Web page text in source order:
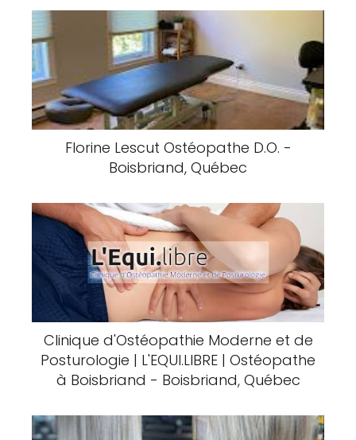
Florine Lescut Ostéopathe D.O. -
Boisbriand, Québec
Clinique d'Ostéopathie Moderne et de
Posturologie | L'EQUI.LIBRE | Ostéopathe
à Boisbriand - Boisbriand, Québec